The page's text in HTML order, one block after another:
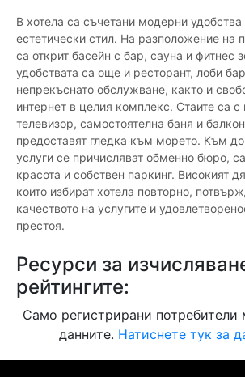
В хотела са съчетани модерни
естетически стил. На разположение на
са открит басейн с бар, сауна и фитнес
удобствата са още и ресторант, лоби
непрекъснато обслужване, както и
интернет в целия комплекс. Стаите са с
телевизор, самостоятелна баня и
предоставят гледка към морето. Към
услуги се причисляват обменно бюро,
красота и собствен паркинг. Високият
които избират хотела повторно,
качеството на услугите и
престоя.
Ресурси за
рейтингите:
Само регистрирани потребители
данните. Натиснете тук за